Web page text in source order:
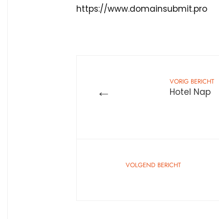
https://www.domainsubmit.pro
←
VORIG BERICHT
Hotel Nap
VOLGEND BERICHT